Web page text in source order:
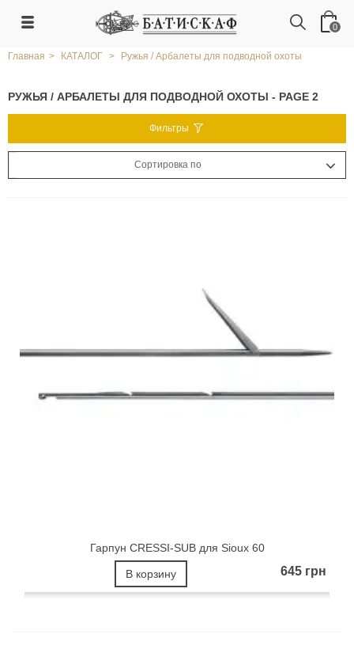
0
Главная > КАТАЛОГ > Ружья / Арбалеты для подводной охоты
РУЖЬЯ / АРБАЛЕТЫ ДЛЯ ПОДВОДНОЙ ОХОТЫ - PAGE 2
Фильтры
Сортировка по
Гарпун CRESSI-SUB для Sioux 60
645 грн
В корзину